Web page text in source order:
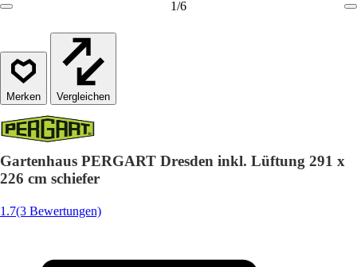
1/6
Vergleichen
Gartenhaus PERGART Dresden inkl. Lüftung 291 x
226 cm schiefer
1.7(3 Bewertungen)